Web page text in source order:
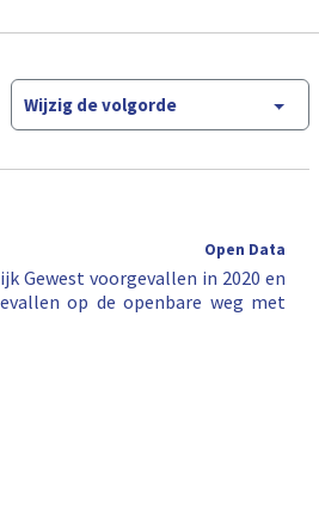
Wijzig de volgorde
Open Data
Gewest voorgevallen in 2020 en
op de openbare weg met